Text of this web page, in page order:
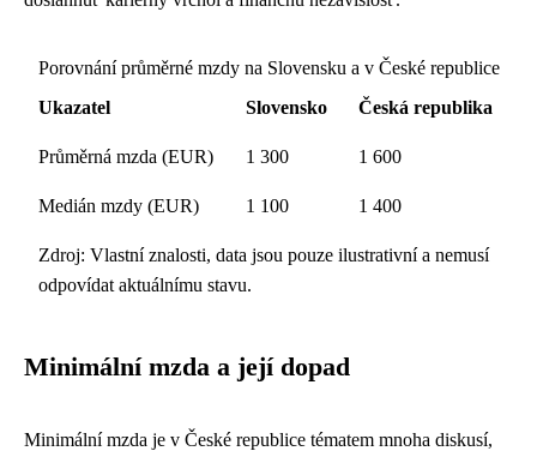
Porovnání průměrné mzdy na Slovensku a v České republice
Ukazatel
Slovensko Česká republika
Průměrná mzda (EUR) 1 300 1 600
Medián mzdy (EUR) 1 100 1 400
Zdroj: Vlastní znalosti, data jsou pouze ilustrativní a nemusí
odpovídat aktuálnímu stavu.
Minimální mzda a její dopad
Minimální mzda je v České republice tématem mnoha diskusí,